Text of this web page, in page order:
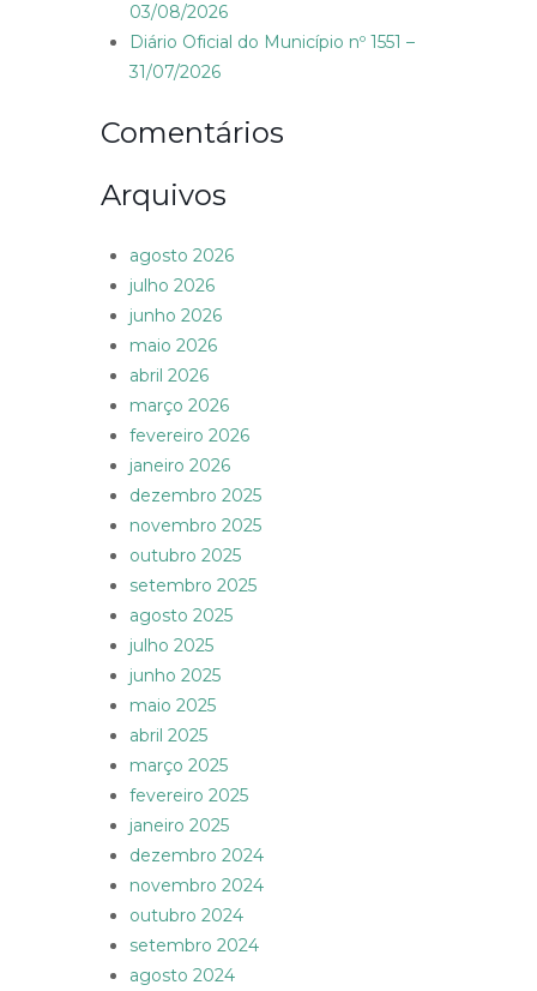
03/08/2026
Diário Oficial do Município nº 1551 –
31/07/2026
Comentários
Arquivos
agosto 2026
julho 2026
junho 2026
maio 2026
abril 2026
março 2026
fevereiro 2026
janeiro 2026
dezembro 2025
novembro 2025
outubro 2025
setembro 2025
agosto 2025
julho 2025
junho 2025
maio 2025
abril 2025
março 2025
fevereiro 2025
janeiro 2025
dezembro 2024
novembro 2024
outubro 2024
setembro 2024
agosto 2024